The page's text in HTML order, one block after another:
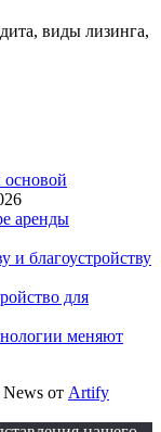
виды лизинга,
аренды
и благоустройству
для
меняют
от Artify